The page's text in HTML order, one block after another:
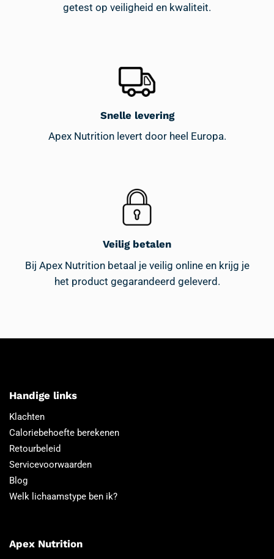
getest op veiligheid en kwaliteit.
Snelle levering
Apex Nutrition levert door heel Europa.
Veilig betalen
Bij Apex Nutrition betaal je veilig online en krijg je
het product gegarandeerd geleverd.
Handige links
Klachten
Caloriebehoefte berekenen
Retourbeleid
Servicevoorwaarden
Blog
Welk lichaamstype ben ik?
Apex Nutrition